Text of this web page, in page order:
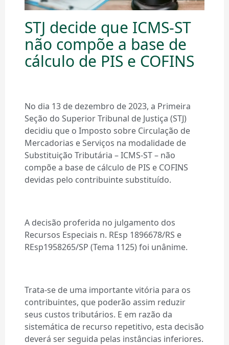
STJ decide que ICMS-ST
não compõe a base de
cálculo de PIS e COFINS
No dia 13 de dezembro de 2023, a Primeira
Seção do Superior Tribunal de Justiça (STJ)
decidiu que o Imposto sobre Circulação de
Mercadorias e Serviços na modalidade de
Substituição Tributária – ICMS-ST – não
compõe a base de cálculo de PIS e COFINS
devidas pelo contribuinte substituído.
A decisão proferida no julgamento dos
Recursos Especiais n. REsp 1896678/RS e
REsp1958265/SP (Tema 1125) foi unânime.
Trata-se de uma importante vitória para os
contribuintes, que poderão assim reduzir
seus custos tributários. E em razão da
sistemática de recurso repetitivo, esta decisão
deverá ser seguida pelas instâncias inferiores.